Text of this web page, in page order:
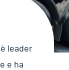
leader
e ha